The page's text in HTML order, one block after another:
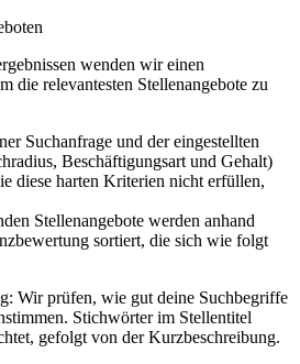
wenden wir einen
die relevantesten Stellenangebote zu
Suchanfrage und der eingestellten
Beschäftigungsart und Gehalt)
diese harten Kriterien nicht erfüllen,
Stellenangebote werden anhand
sortiert, die sich wie folgt
Wir prüfen, wie gut deine Suchbegriffe
Stichwörter im Stellentitel
gefolgt von der Kurzbeschreibung.